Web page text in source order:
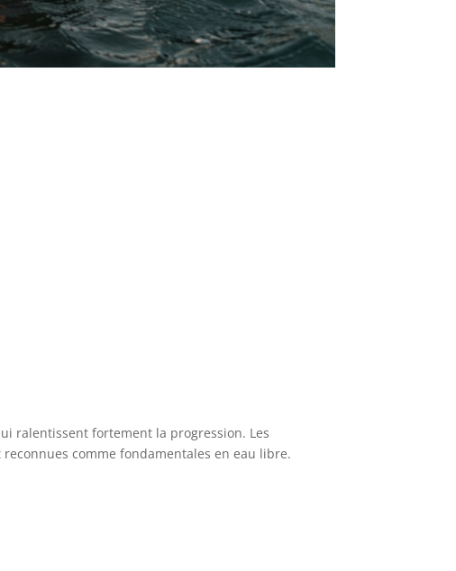
ralentissent fortement la progression. Les
comme fondamentales en eau libre.